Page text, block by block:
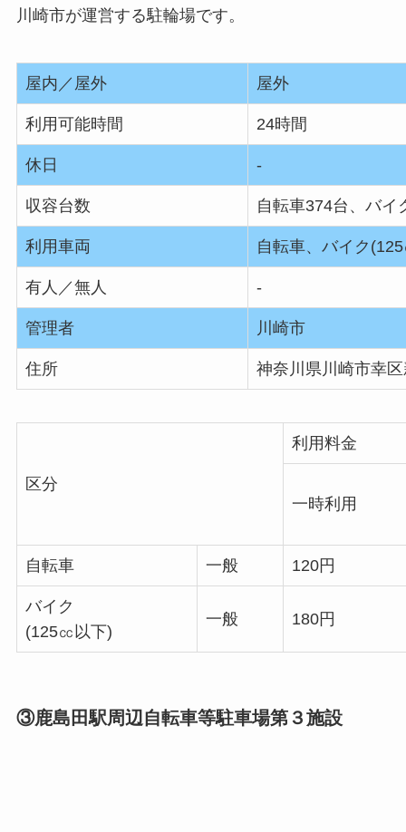
川崎市が運営する駐輪場です。
屋内／屋外 屋外
利用可能時間 24時間
休日 ‐
収容台数 自転車374台、バイ
利用車両 自転車、バイク
有人／無人 ‐
管理者 川崎市
住所 神奈川県川崎市幸
区分
利用料金
一時利用
自転車 一般 120円
バイク
(125㏄以下)
一般 180円
③鹿島田駅周辺自転車等駐車場第３施設